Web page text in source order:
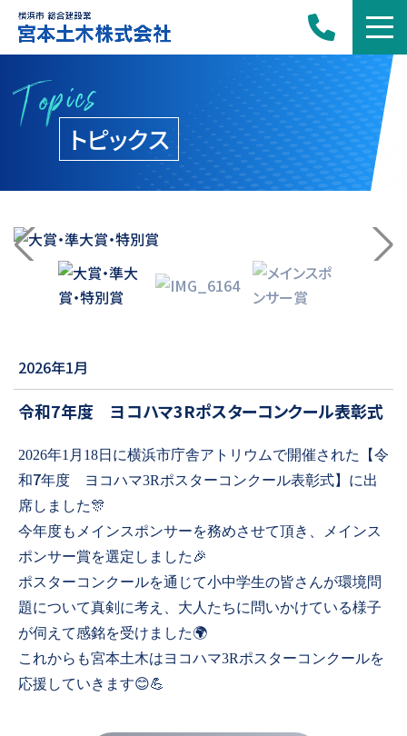
Topicsトピックス
2026年1月
令和7年度 ヨコハマ3Rポスターコンクール表彰式
2026年1 月 18日に横浜市庁舎アトリウムで開催された【令
和7年度 ヨコハマ3Rポスターコンクール表彰式】に出
席しました🎊
今年度もメインスポンサーを務めさせて頂き、メインス
ポンサー賞を選定しました 🎉
ポスターコンクールを通じて小中学生の皆さんが環境問
題について真剣に考え、大人たちに問いかけている様子
が伺えて感銘を受けました🌍
これからも宮本土木はヨコハマ3Rポスターコンクールを
応援していきます😊💪